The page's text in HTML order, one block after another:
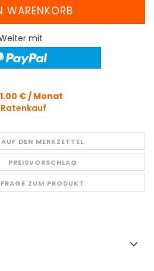
mit
€ / Monat
AUF DEN MERKZETTEL
PREISVORSCHLAG
FRAGE ZUM PRODUKT